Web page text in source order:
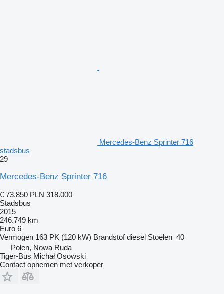
Mercedes-Benz Sprinter 716
stadsbus
29
Mercedes-Benz Sprinter 716
€ 73.850 PLN 318.000
Stadsbus
2015
246.749 km
Euro 6
Vermogen 163 PK (120 kW) Brandstof diesel Stoelen 40
Polen, Nowa Ruda
Tiger-Bus Michał Osowski
Contact opnemen met verkoper